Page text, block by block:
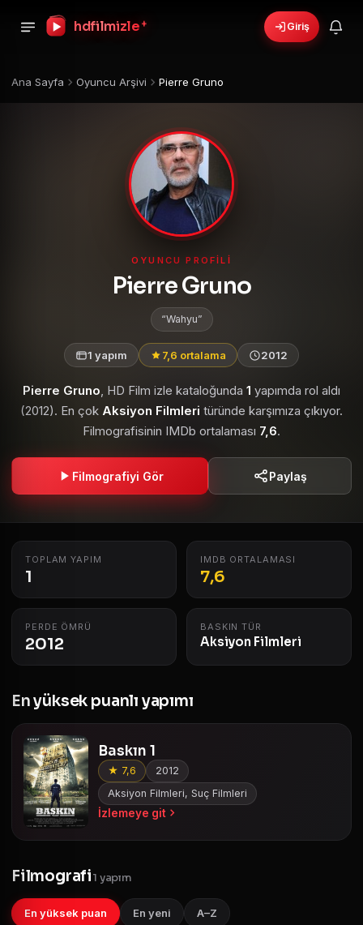
hdfilmizle + Giriş
Ana Sayfa Oyuncu Arşivi Pierre Gruno
OYUNCU PROFILI
Pierre Gruno
Wahyu
1 yapım 7,6 ortalama 2012
Pierre Gruno, HD Film izle kataloğunda 1 yapımda rol aldı
(2012). En çok Aksiyon Filmleri türünde karşımıza çıkıyor.
Filmografisinin IMDb ortalaması 7,6.
Filmografiyi Gör Paylaş
TOPLAM YAPIM
1
IMDB ORTALAMASI
7,6
PERDE ÖMRÜ
2012
BASKIN TÜR
Aksiyon Filmleri
En yüksek puanlı yapımı
Baskın 1
★ 7,6
2012
Aksiyon Filmleri, Suç Filmleri
İzlemeye git
Filmografi1 yapım
En yüksek puan En yeni A–Z